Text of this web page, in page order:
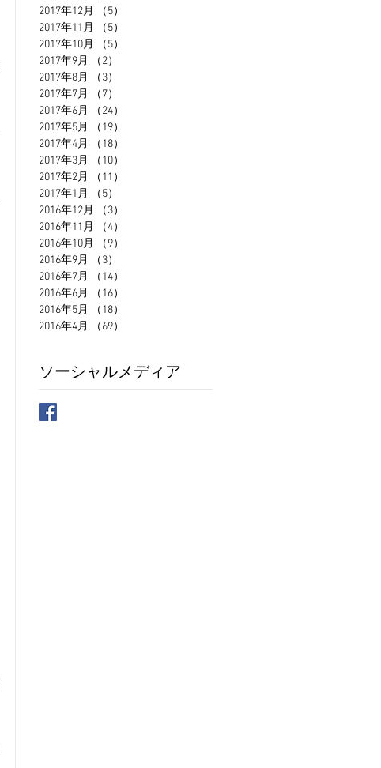
2017年12月
（5）
2017年11月
（5）
2017年10月
（5）
2017年9月
（2）
2017年8月
（3）
2017年7月
（7）
2017年6月
（24）
2017年5月
（19）
2017年4月
（18）
2017年3月
（10）
2017年2月
（11）
2017年1月
（5）
2016年12月
（3）
2016年11月
（4）
2016年10月
（9）
2016年9月
（3）
2016年7月
（14）
2016年6月
（16）
2016年5月
（18）
2016年4月
（69）
ソーシャルメディア